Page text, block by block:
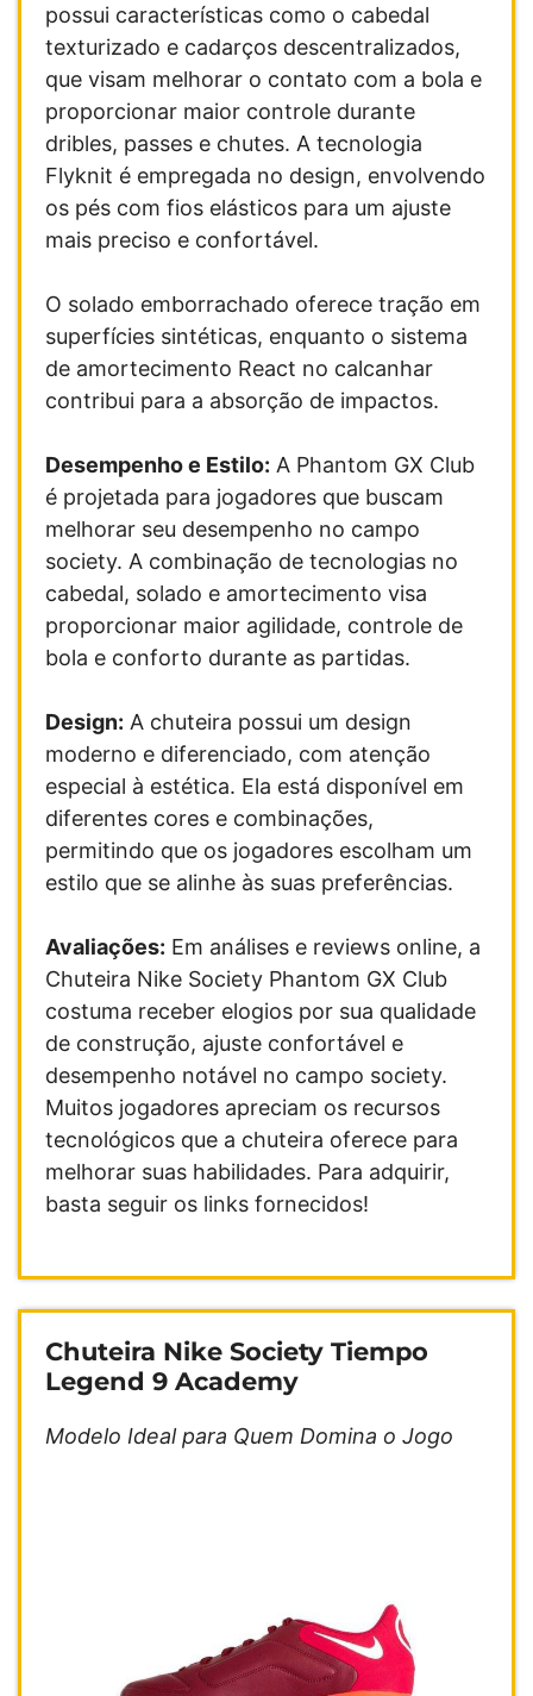
possui características como o cabedal
texturizado e cadarços descentralizados,
que visam melhorar o contato com a bola e
proporcionar maior controle durante
dribles, passes e chutes. A tecnologia
Flyknit é empregada no design, envolvendo
os pés com fios elásticos para um ajuste
mais preciso e confortável.
O solado emborrachado oferece tração em
superfícies sintéticas, enquanto o sistema
de amortecimento React no calcanhar
contribui para a absorção de impactos.
Desempenho e Estilo: A Phantom GX Club
é projetada para jogadores que buscam
melhorar seu desempenho no campo
society. A combinação de tecnologias no
cabedal, solado e amortecimento visa
proporcionar maior agilidade, controle de
bola e conforto durante as partidas.
Design: A chuteira possui um design
moderno e diferenciado, com atenção
especial à estética. Ela está disponível em
diferentes cores e combinações,
permitindo que os jogadores escolham um
estilo que se alinhe às suas preferências.
Avaliações: Em análises e reviews online, a
Chuteira Nike Society Phantom GX Club
costuma receber elogios por sua qualidade
de construção, ajuste confortável e
desempenho notável no campo society.
Muitos jogadores apreciam os recursos
tecnológicos que a chuteira oferece para
melhorar suas habilidades. Para adquirir,
basta seguir os links fornecidos!
Chuteira Nike Society Tiempo
Legend 9 Academy
Modelo Ideal para Quem Domina o Jogo